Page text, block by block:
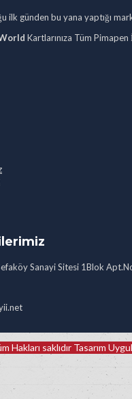
ilk günden bu yana yaptığı
Kartlarınıza Tüm
Sanayi Sitesi 1Blok
Hakları saklıdır Tasarım